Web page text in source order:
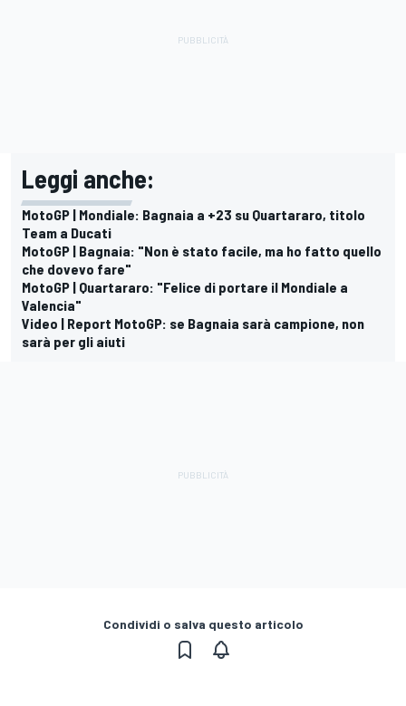
Leggi anche:
MotoGP | Mondiale: Bagnaia a +23 su Quartararo, titolo
Team a Ducati
MotoGP | Bagnaia: "Non è stato facile, ma ho fatto quello
che dovevo fare"
MotoGP | Quartararo: "Felice di portare il Mondiale a
Valencia"
Video | Report MotoGP: se Bagnaia sarà campione, non
sarà per gli aiuti
Condividi o salva questo articolo